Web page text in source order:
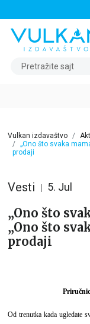
Pretražite sajt
Vulkan izdavaštvo
„Ono što svaka
prodaji
Vesti 5. Jul
„Ono što
„Ono što
prodaji
Od trenutka kada ugledate